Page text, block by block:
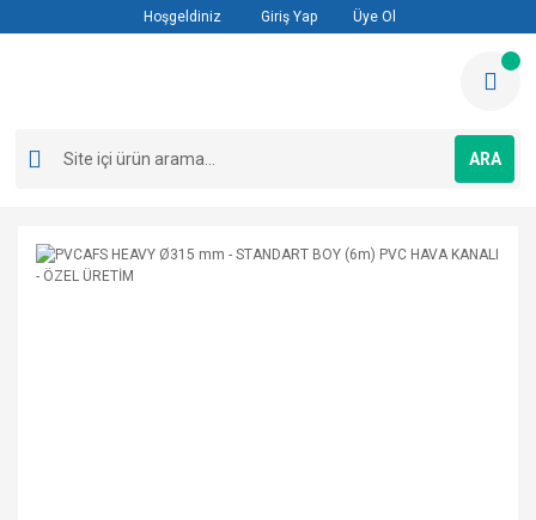
Hoşgeldiniz Giriş Yap Üye Ol
ARA